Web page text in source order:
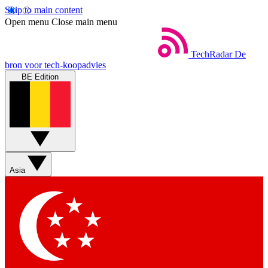
Skip to main content
Open menu Close main menu
TechRadar De
bron voor tech-koopadvies
BE Edition
Asia